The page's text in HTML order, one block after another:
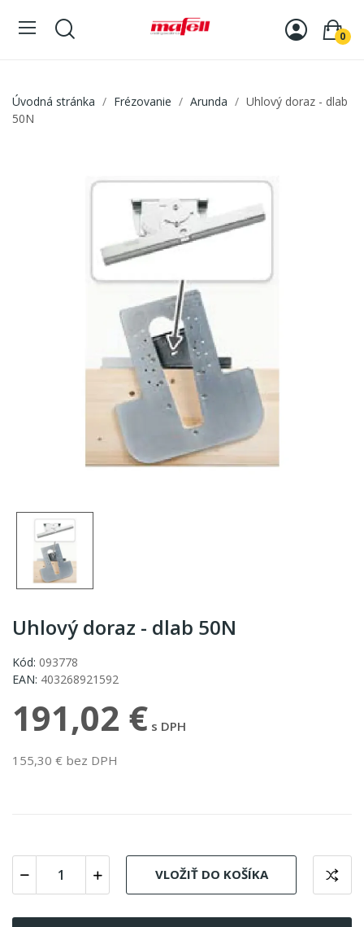
0
Úvodná stránka Frézovanie Arunda
Uhlový doraz - dlab
50N
Uhlový doraz - dlab 50N
Kód: 093778
EAN: 403268921592
191,02 € s DPH
155,30 € bez DPH
VLOŽIŤ DO KOŠÍKA